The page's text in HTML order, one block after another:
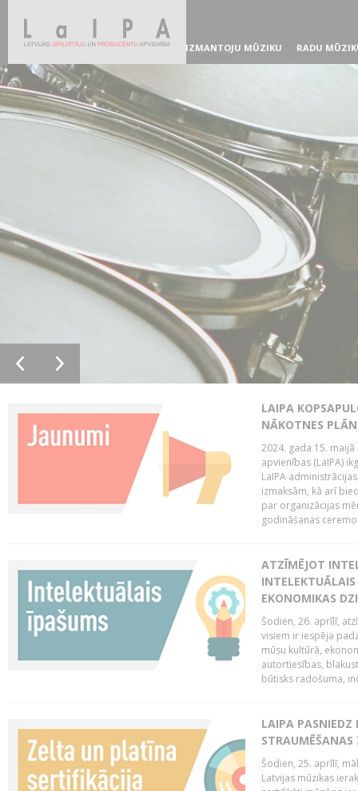
IZMANTOJU MŪZIKU RADU
LAIPA
NĀKOTNES
2024. gada 15.
apvienības (LaIPA)
LaIPA
izmaksām, kā arī
par organizācijas
godināšanas
ATZĪMĒJOT
EKONOMIKAS
Šodien, 26. aprīlī,
visiem ir iespēja
mūsu kultūrā,
autortiesības,
būtisks radošuma,
LAIPA PASNIEDZ
Šodien, 25. aprīlī,
Latvijas mūzikas